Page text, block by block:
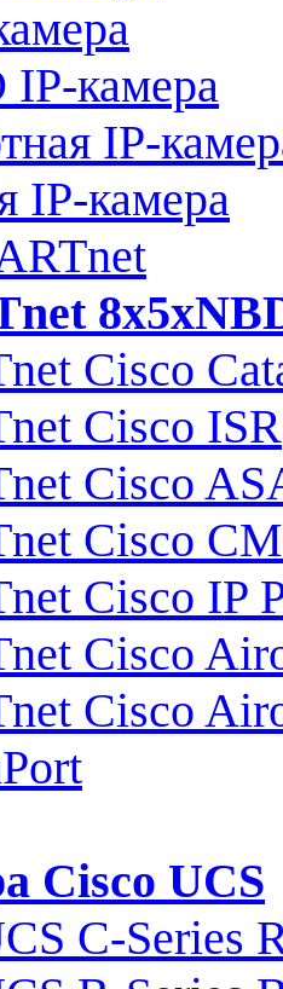
камера
IP-
IP-камера
Cisco
Cisco ISR
Cisco
Cisco
Cisco IP
Cisco
Cisco
Cisco UCS
C-Series